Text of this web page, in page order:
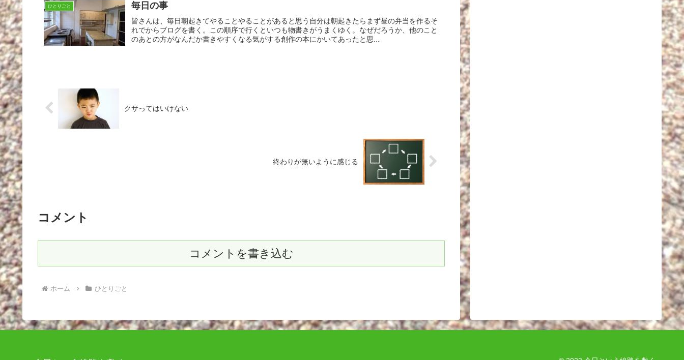
ひとりごと 毎日の事
皆さんは、毎日朝起きてやることやることがあると思う自分は朝起きたらまず昼の弁当を作るそ
れでからブログを書く。この順序で行くといつも物書きがうまくゆく。なぜだろうか、他のこと
のあとの方がなんだか書きやすくなる気がする創作の本にかいてあったと思...
クサってはいけない
終わりが無いように感じる
コメント
コメントを書き込む
ホーム ひとりごと